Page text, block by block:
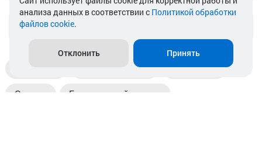
info@akkamulik.by
Пункты выдачи Магазины
Оплата Безналичный расчет
анализа данных в соответствии с Политикой обработки
файлов cookie.
Отклонить Принять